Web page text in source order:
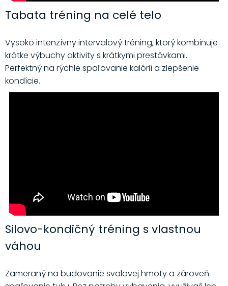
Tabata tréning na celé telo
Vysoko intenzívny intervalový tréning, ktorý kombinuje
krátke výbuchy aktivity s krátkymi prestávkami.
Perfektný na rýchle spaľovanie kalórií a zlepšenie
kondície.
Silovo-kondičný tréning s vlastnou
váhou
Zameraný na budovanie svalovej hmoty a zároveň